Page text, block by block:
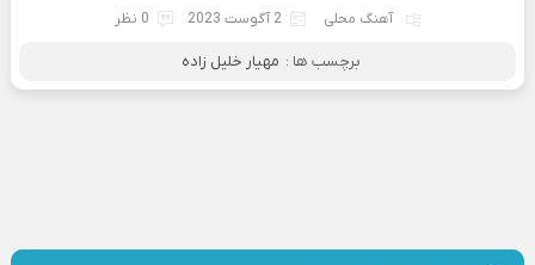
آهنگ محلی 2 آگوست 2023 0 نظر
برچسب ها : مهیار خلیل زاده